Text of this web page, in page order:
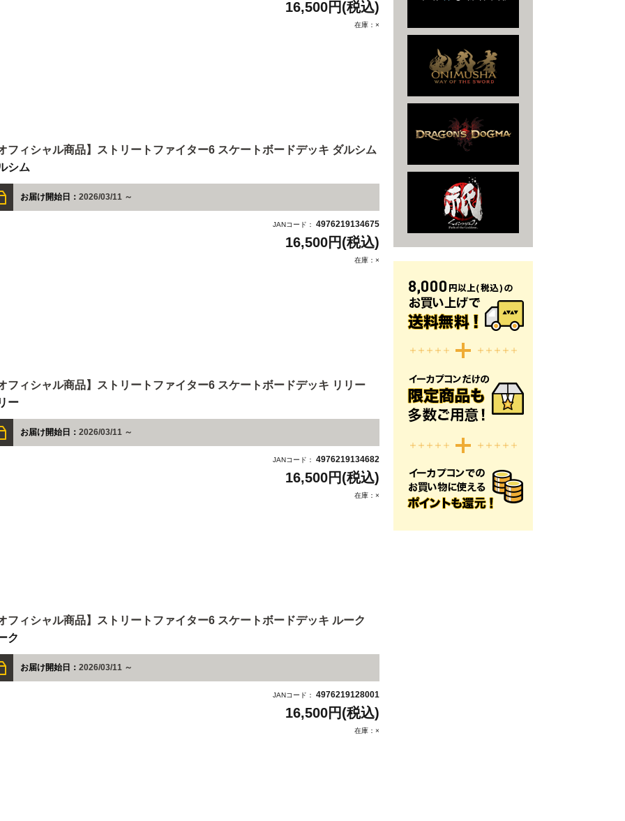
16,500円(税込)
在庫：×
フィシャル商品】ストリートファイター6 スケートボードデッキ ダルシム
シム
お届け開始日： 2026/03/11 ～
JANコード： 4976219134675
16,500円(税込)
在庫：×
フィシャル商品】ストリートファイター6 スケートボードデッキ リリー
ー
お届け開始日： 2026/03/11 ～
JANコード： 4976219134682
16,500円(税込)
在庫：×
フィシャル商品】ストリートファイター6 スケートボードデッキ ルーク
ク
お届け開始日： 2026/03/11 ～
JANコード： 4976219128001
16,500円(税込)
在庫：×